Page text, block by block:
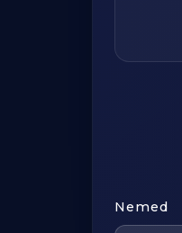
Nemed